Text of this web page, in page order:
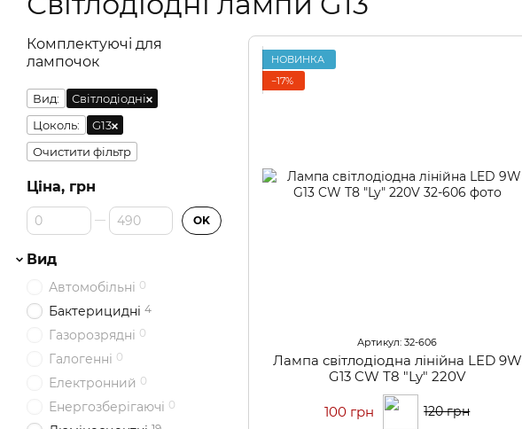
НОВИНКА
−17%
Артикул: 32-606
Лампа світлодіодна лінійна LED 9W
G13 CW Т8 "Ly" 220V
120 грн
100 грн
Комплектуючі для
лампочок
Вид:
Світлодіодні
Цоколь:
G13
Очистити фільтр
Ціна, грн
Від Ціна, грн
До Ціна, грн OK
Вид
Автомобільні 0
Бактерицидні 4
Газорозрядні 0
Галогенні 0
Електронний 0
Енергозберігаючі 0